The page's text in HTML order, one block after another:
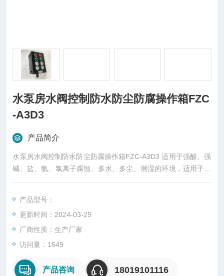
水泵房水阀控制防水防尘防腐操作箱FZC
-A3D3
产品简介
水泵房水阀控制防水防尘防腐操作箱FZC-A3D3 适用于强酸、强
碱、盐、氨、氯离子腐蚀、多水、多尘、潮湿的环境，适用于石
油、化工、码头、食品、医药、等场所，用于电气控制系统中，
产品型号：
更新时间：2024-03-25
厂商性质：生产厂家
访问量：1649
产品咨询 18019101116